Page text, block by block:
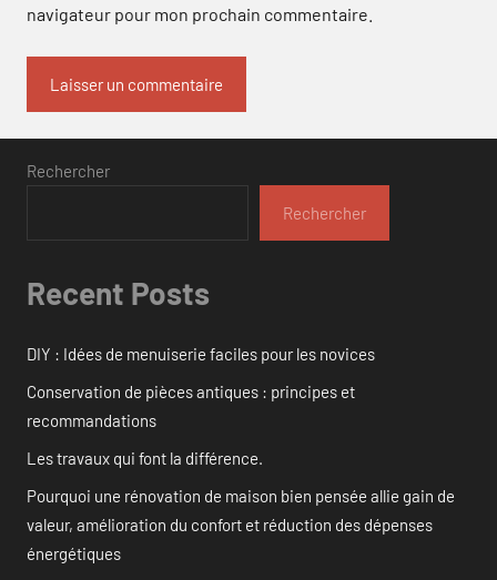
navigateur pour mon prochain commentaire.
Rechercher
Rechercher
Recent Posts
DIY : Idées de menuiserie faciles pour les novices
Conservation de pièces antiques : principes et
recommandations
Les travaux qui font la différence.
Pourquoi une rénovation de maison bien pensée allie gain de
valeur, amélioration du confort et réduction des dépenses
énergétiques